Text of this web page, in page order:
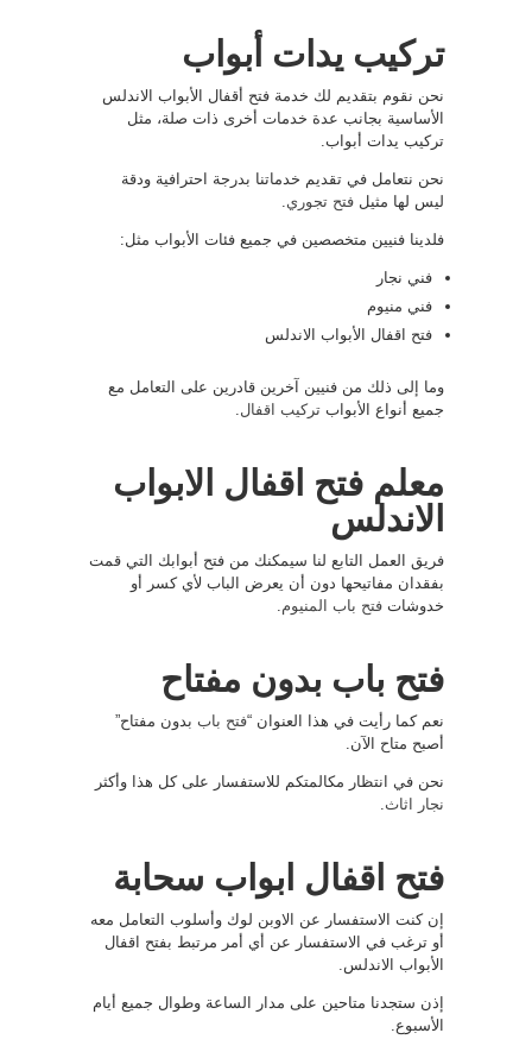
تركيب يدات أبواب
نحن نقوم بتقديم لك خدمة فتح أقفال الأبواب الاندلس
الأساسية بجانب عدة خدمات أخرى ذات صلة، مثل
تركيب يدات أبواب.
نحن نتعامل في تقديم خدماتنا بدرجة احترافية ودقة
ليس لها مثيل فتح تجوري
فلدينا فنيين متخصصين في جميع فئات الأبواب مثل:
فني نجار
فني منيوم
فتح اقفال الأبواب الاندلس
وما إلى ذلك من فنيين آخرين قادرين على التعامل مع
جميع أنواع الأبواب تركيب اقفال
معلم فتح اقفال الابواب
الاندلس
فريق العمل التابع لنا سيمكنك من فتح أبوابك التي قمت
بفقدان مفاتيحها دون أن يعرض الباب لأي كسر أو
خدوشات فتح باب المنيوم
فتح باب بدون مفتاح
نعم كما رأيت في هذا العنوان “فتح باب بدون مفتاح”
أصبح متاح الآن.
نحن في انتظار مكالمتكم للاستفسار على كل هذا وأكثر
نجار اثاث
فتح اقفال ابواب سحابة
إن كنت الاستفسار عن الاوبن لوك وأسلوب التعامل معه
أو ترغب في الاستفسار عن أي أمر مرتبط بفتح اقفال
الأبواب الاندلس.
إذن ستجدنا متاحين على مدار الساعة وطوال جميع أيام
الأسبوع.